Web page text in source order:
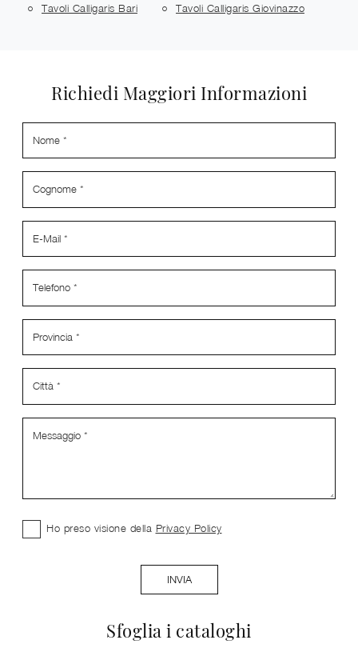
Tavoli Calligaris Bari Tavoli Calligaris Giovinazzo
Sfoglia i cataloghi
Richiedi Maggiori Informazioni
Ho preso visione della Privacy Policy
INVIA